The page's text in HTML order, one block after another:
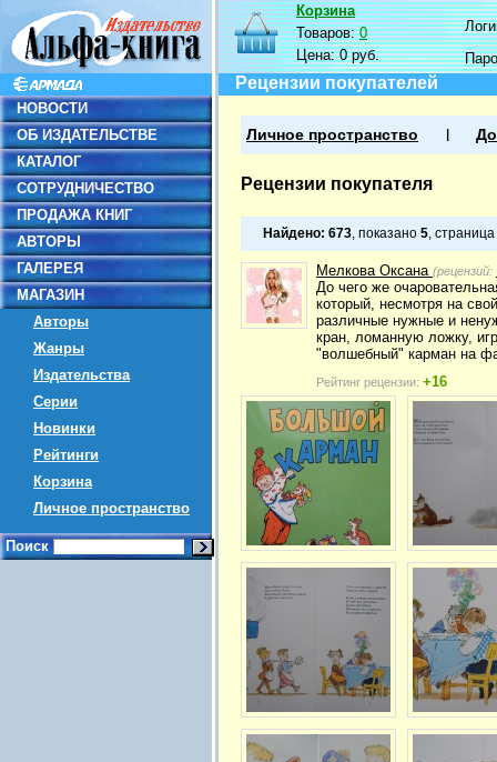
НОВОСТИ
ОБ ИЗДАТЕЛЬСТВЕ
КАТАЛОГ
СОТРУДНИЧЕСТВО
ПРОДАЖА КНИГ
АВТОРЫ
ГАЛЕРЕЯ
МАГАЗИН
Авторы
Жанры
Издательства
Серии
Новинки
Рейтинги
Корзина
Личное пространство
Поиск
Корзина
Товаров:0
Цена:0 руб.
Рецензии покупателей
Личное пространство
Рецензии покупателя
Найдено: 673, показано 5, страница
Мелкова Оксана (рецензий:
До чего же
который, несмотря на
различные нужные и
кран, ломанную ложку,
"волшебный" карман на
Рейтинг рецензии: +16